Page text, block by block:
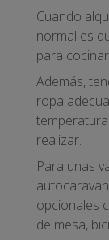
Cuando
normal es
para
Además,
ropa
realizar.
Para unas
opcionales
de mesa,